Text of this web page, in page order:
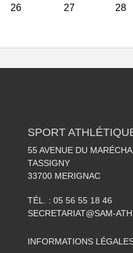
26 27 28
SPORT
55 AVENUE DU
TASSIGNY
33700 MERIGNAC
TÉL. : 05 56 55 18 46
SECRETARIAT@SAM-
INFORMATIONS